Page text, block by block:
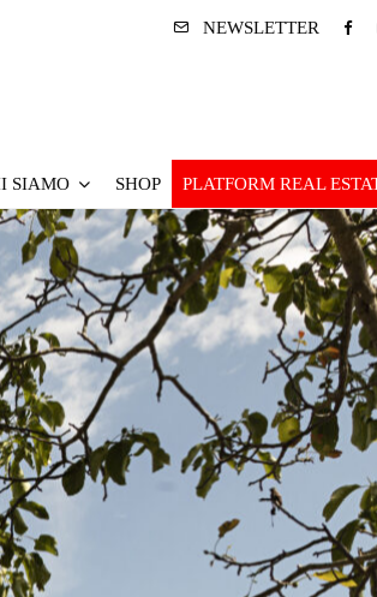
NEWSLETTER
SIAMO SHOP PLATFORM REAL